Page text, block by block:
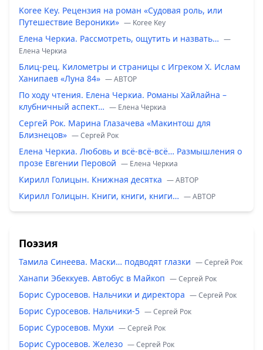
Koree Key. Рецензия на роман «Судовая роль, или
Путешествие Вероники» — Koree Key
Елена Черкиа. Рассмотреть, ощутить и назвать… —
Елена Черкиа
Блиц-рец. Километры и страницы с Игреком Х. Ислам
Ханипаев «Луна 84» — ABTOP
По ходу чтения. Елена Черкиа. Романы Хайлайна –
клубничный аспект… — Елена Черкиа
Сергей Рок. Марина Глазачева «Макинтош для
Близнецов» — Сергей Рок
Елена Черкиа. Любовь и всё-всё-всё… Размышления о
прозе Евгении Перовой — Елена Черкиа
Кирилл Голицын. Книжная десятка — ABTOP
Кирилл Голицын. Книги, книги, книги… — ABTOP
Поэзия
Тамила Синеева. Маски… подводят глазки — Сергей Рок
Ханапи Эбеккуев. Автобус в Майкоп — Сергей Рок
Борис Суросевов. Нальчики и директора — Сергей Рок
Борис Суросевов. Нальчики-5 — Сергей Рок
Борис Суросевов. Мухи — Сергей Рок
Борис Суросевов. Железо — Сергей Рок